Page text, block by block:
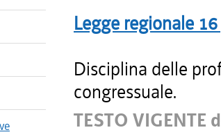
Legge regionale
Disciplina delle
congressuale.
TESTO